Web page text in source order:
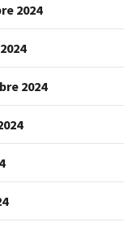
2024
2024